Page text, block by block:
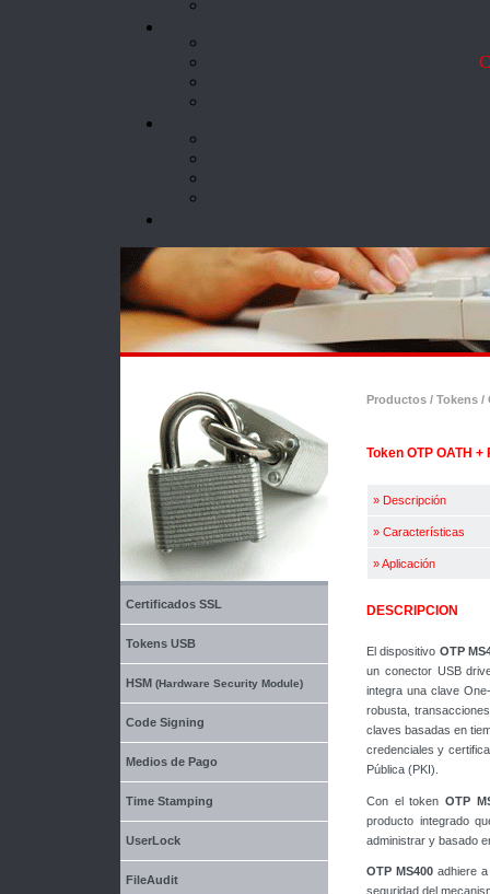
Certificados SSL
Tokens USB
HSM (Hardware Security Module)
Code Signing
Medios de Pago
Time Stamping
UserLock
FileAudit
Productos / Tokens /
Token OTP OATH +
» Descripción
» Características
»Aplicación
DESCRIPCION
El dispositivo OTP
un conector USB
integra una clave
robusta,
claves basadas en
credenciales y
Pública (PKI).
Con el tokenOTP
producto integrado
administrar y basado
OTP MS400 adhiere
seguridad del